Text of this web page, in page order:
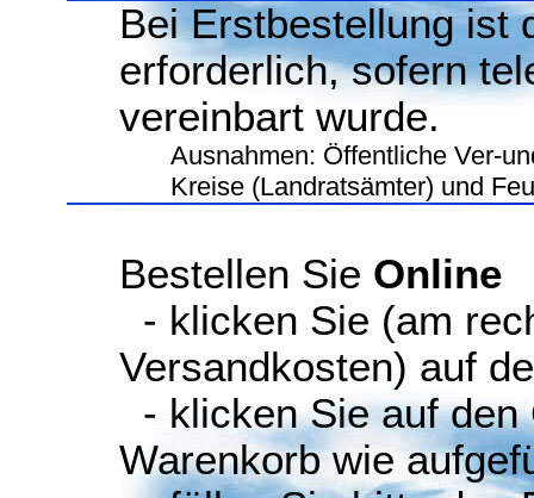
Bei Erstbestellung ist
erforderlich, sofern
vereinbart wurde.
Ausnahmen: Öffentliche Ver-
Kreise (Landratsämter) und
Bestellen Sie Online
- klicken Sie (am
Versandkosten) auf
- klicken Sie auf
Warenkorb wie